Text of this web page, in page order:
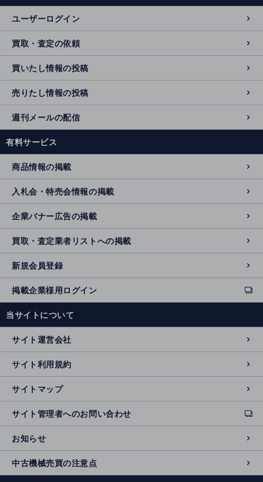
ユーザーログイン
買取・査定の依頼
買いたし情報の投稿
売りたし情報の投稿
週刊メールの配信
有料サービス
商品情報の掲載
入札会・特売会情報の掲載
企業バナー広告の掲載
買取・査定業者リストへの掲載
新規会員登録
掲載企業様用ログイン
ext
e
n
al
si
t
e
当サイトについて
サイト運営会社
サイト利用規約
サイトマップ
サイト管理者へのお問い合わせ
ext
e
r
n
al
si
お知らせ
中古機械売買の注意点